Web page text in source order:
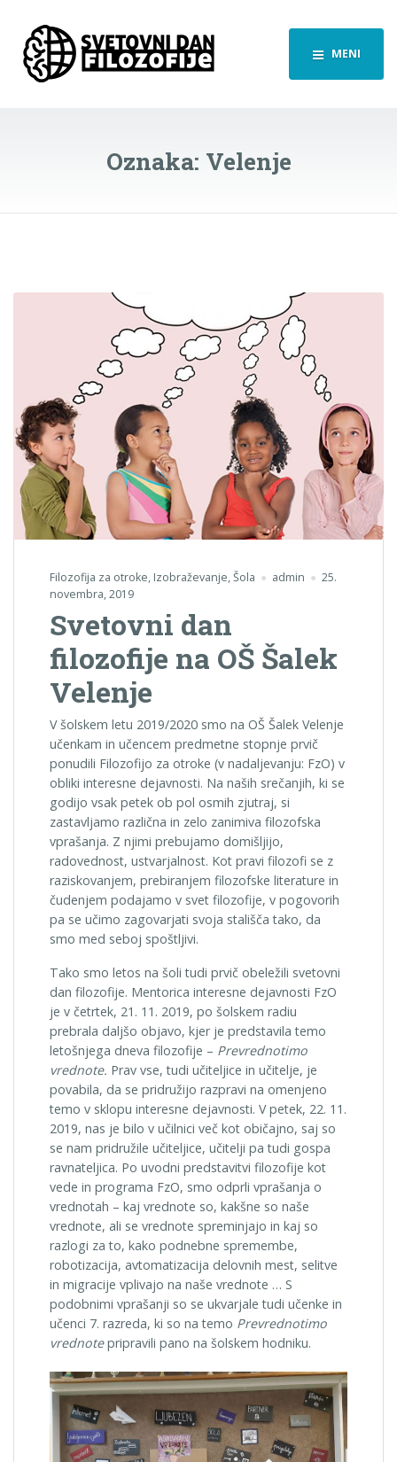
MENI
Oznaka: Velenje
Filozofija za otroke, Izobraževanje,Šola admin
25.
novembra, 2019
Svetovni dan
filozofije na OŠ Šalek
Velenje
V šolskem letu 2019/2020 smo na OŠ Šalek Velenje
učenkam in učencem predmetne stopnje prvič
ponudili Filozofijo za otroke (v nadaljevanju: FzO) v
obliki interesne dejavnosti. Na naših srečanjih, ki se
godijo vsak petek ob pol osmih zjutraj, si
zastavljamo različna in zelo zanimiva filozofska
vprašanja. Z njimi prebujamo domišljijo,
radovednost, ustvarjalnost. Kot pravi filozofi se z
raziskovanjem, prebiranjem filozofske literature in
čudenjem podajamo v svet filozofije, v pogovorih
pa se učimo zagovarjati svoja stališča tako, da
smo med seboj spoštljivi.
Tako smo letos na šoli tudi prvič obeležili svetovni
dan filozofije. Mentorica interesne dejavnosti FzO
je v četrtek, 21. 11. 2019, po šolskem radiu
prebrala daljšo objavo, kjer je predstavila temo
letošnjega dneva filozofije – Prevrednotimo
vrednote. Prav vse, tudi učiteljice in učitelje, je
povabila, da se pridružijo razpravi na omenjeno
temo v sklopu interesne dejavnosti. V petek, 22. 11.
2019, nas je bilo v učilnici več kot običajno, saj so
se nam pridružile učiteljice, učitelji pa tudi gospa
ravnateljica. Po uvodni predstavitvi filozofije kot
vede in programa FzO, smo odprli vprašanja o
vrednotah – kaj vrednote so, kakšne so naše
vrednote, ali se vrednote spreminjajo in kaj so
razlogi za to, kako podnebne spremembe,
robotizacija, avtomatizacija delovnih mest, selitve
in migracije vplivajo na naše vrednote … S
podobnimi vprašanji so se ukvarjale tudi učenke in
učenci 7. razreda, ki so na temo Prevrednotimo
vrednotepripravili pano na šolskem hodniku.